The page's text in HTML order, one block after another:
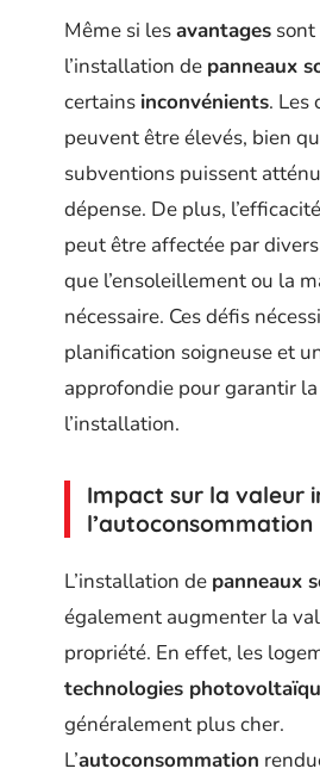
Même si lesavantages
l’installation de panneaux
certains inconvénients. Les
peuvent être élevés, bien
subventions puissent
dépense. De plus,
peut être affectée par
que l’ensoleillement ou la
nécessaire. Ces défis
planification soigneuse et
approfondie pour garantir
l’installation.
Impact sur la valeur
l’autoconsommation
L’installation de panneaux
également augmenter la
propriété. En effet, les
technologies
généralement plus cher.
L’autoconsommation